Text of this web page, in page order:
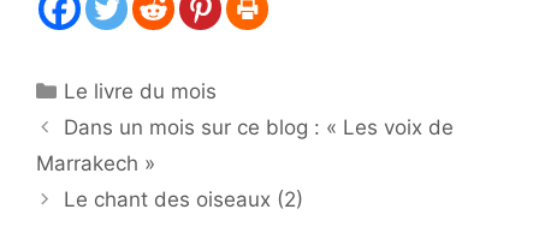
Catégories
Le livre du mois
Dans un mois sur ce blog : « Les voix de
Marrakech »
Le chant des oiseaux (2)